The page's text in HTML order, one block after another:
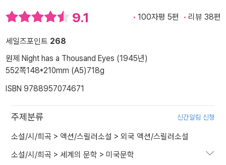
9.1 100자평 5편 리뷰 38편
세일즈포인트 268
원제 Night has a Thousand Eyes (1945년)
552쪽148*210mm (A5)718g
ISBN 9788957074671
주제분류 신간알림 신청
소설/시/희곡 > 액션/스릴러소설 > 외국 액션/스릴러소설
소설/시/희곡 > 세계의 문학 > 미국문학